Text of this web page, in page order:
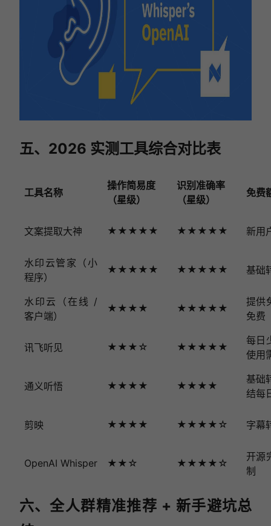
五、2026 实测工具综合对比表
工具名称
操作简易度
（星级）
识别准确率
（星级）
免费
文案提取大神 ★★★★★ ★★★★★ 新用
水印云管家（小
程序）
★★★★★ ★★★★★ 基础
水印云（在线 /
客户端）
★★★★ ★★★★★
提供
免费
讯飞听见 ★★★☆ ★★★★★
每日
使用
通义听悟 ★★★★ ★★★★
基础
结每
剪映 ★★★★ ★★★★☆ 字幕
OpenAI Whisper ★★☆ ★★★★☆
开源
制
六、全人群精准推荐 + 新手避坑总